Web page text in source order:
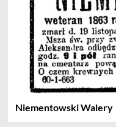
Niementowski Walery